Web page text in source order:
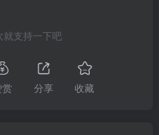
就支持一下吧
分享 收藏